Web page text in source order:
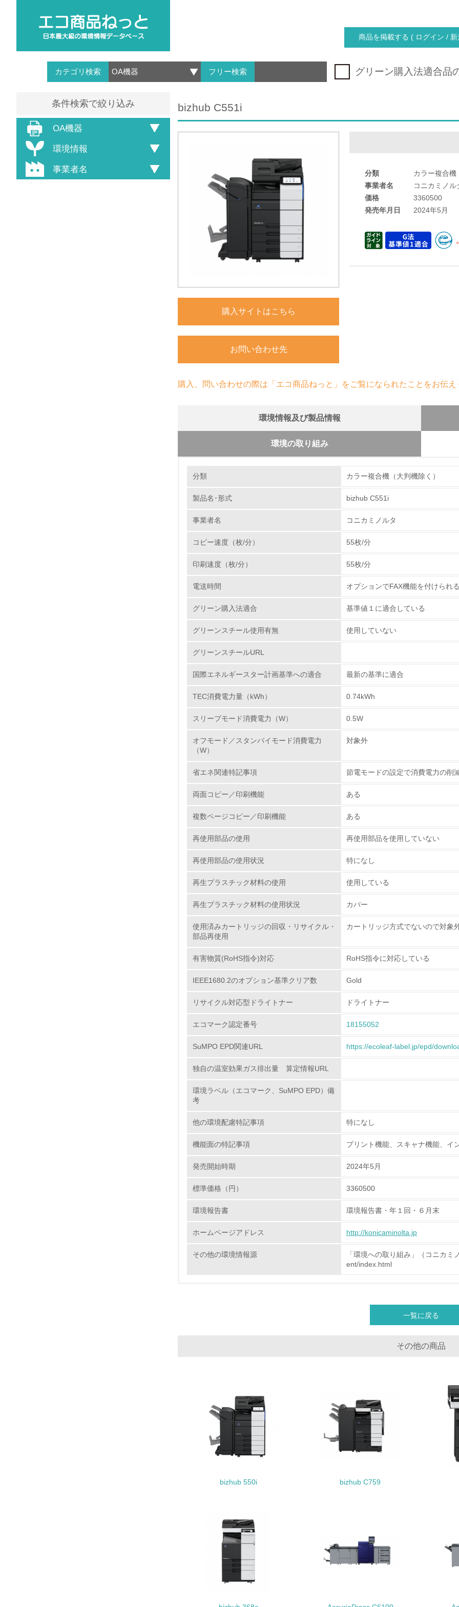
商品を掲載する ( ログイン / 新
カテゴリ検索 フリー検索 グリーン購入法適合品
条件検索で絞り込み
OA機器
環境情報
事業者名
bizhub C551i
購入サイトはこちら
お問い合わせ先
分類
カラー複合機
事業者名
コニカミノル
価格
3360500
発売年月日
2024年5月
購入、問い合わせの際は「エコ商品ねっと」をご覧になられたことをお伝え
環境情報及び製品情報
環境の取り組み
1.環境取り組み体制
No.
5. 環境取り組み体制と成果を定期的に検証して次の活動に活かして
6. 従業員が環境方針に基づいて自分の業務の中で行うべき環境対
7.
環境活動に関する規格やプログラムを導入している
8. 第三者認証を取得している
9. <L1> 資源（投入原料、水等）とエネルギー（電力、重油、ガス
10. <L2> 資源とエネルギーの使用量の把握をし、具体的な削減目標
環境配慮型製品・サービスの
11. <L1> 環境配慮型製品・サービスの製造・販売を積極的に行って
12. <L2> 環境配慮型製品・サービスの製造・販売状況を把握し、具
非該当（化学物質を使用していない）
17. <L1> 化学物質の使用量及び外部（大気・水・土壌）への排出量
18. <L2> 化学物質の使用量及び外部への排出量を把握し、具体的
<L1> 廃棄物の発生量の削減及びリサイクルの推進、適正処理を
<L1> 「生物多様性保全」に関する取り組み（例：森林保全活
購入、原材料のトレーサビリティの確認等）を行っている
22. <L1> 周辺地域の環境保全活動を行い、自治体や地域団体の活動
3.社会面の取り組み
<L1> 「人権・労働等」に関する方針、規定等を持っている
<L1> 「公正・適正な取引」に関する方針、規定等を持っている
<L1> 「情報セキュリティ」に関する方針、規定等を持っている
製品本体とカートリッジの回収・リサイクルのしくみ
は、各地域の拠点で解体／分別を行い、資源の有効活用と廃棄物
し、カートリッジやドラムフランジのリユースを実施しています
機の部品として使用しています。今後とも環境に配慮した、お客
分類 カラー複合機（大判機除く）
製品名･形式 bizhub C551i
事業者名 コニカミノルタ
コピー速度（枚/分） 55枚/分
印刷速度（枚/分） 55枚/分
電送時間 オプションでFAX機能を付けられる
グリーン購入法適合 基準値１に適合している
グリーンスチール使用有無 使用していない
グリーンスチールURL
国際エネルギースター計画基準への適合 最新の基準に適合
TEC消費電力量（kWh） 0.74kWh
スリープモード消費電力（W） 0.5W
オフモード／スタンバイモード消費電力
（W）
対象外
省エネ関連特記事項 節電モードの設定で消費電力の削
両面コピー／印刷機能 ある
複数ページコピー／印刷機能 ある
再使用部品の使用 再使用部品を使用していない
再使用部品の使用状況 特になし
再生プラスチック材料の使用 使用している
再生プラスチック材料の使用状況 カバー
使用済みカートリッジの回収・リサイクル・
部品再使用
カートリッジ方式でないので対象
有害物質(RoHS指令)対応 RoHS指令に対応している
IEEE1680.2のオプション基準クリア数 Gold
リサイクル対応型ドライトナー ドライトナー
エコマーク認定番号 18155052
SuMPO EPD関連URL https://ecoleaf-label.jp/epd/
独自の温室効果ガス排出量 算定情報URL
環境ラベル（エコマーク、SuMPO EPD）備
考
他の環境配慮特記事項 特になし
機能面の特記事項 プリント機能、スキャナ機能、イ
発売開始時期 2024年5月
標準価格（円） 3360500
環境報告書 環境報告書・年１回・６月末
ホームページアドレス http://konicaminolta.jp
その他の環境情報源
「環境への取り組み」（コニカ
ent/index.html
一覧に戻る
その他の商品
bizhub 550i bizhub C759